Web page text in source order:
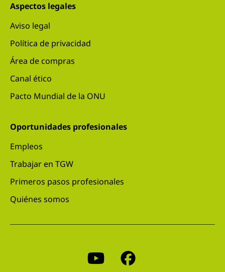
Aspectos legales
Aviso legal
Política de privacidad
Área de compras
Canal ético
Pacto Mundial de la ONU
Oportunidades profesionales
Empleos
Trabajar en TGW
Primeros pasos profesionales
Quiénes somos